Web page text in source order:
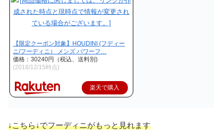
【限定クーポン対象】HOUDINI (フディー
ニ/フーディニ） メンズ パワーフ…
価格：30240円（税込、送料別)
(2018/12/15時点)
楽天で購入
↓こちら↓でフーディニがもっと見れます